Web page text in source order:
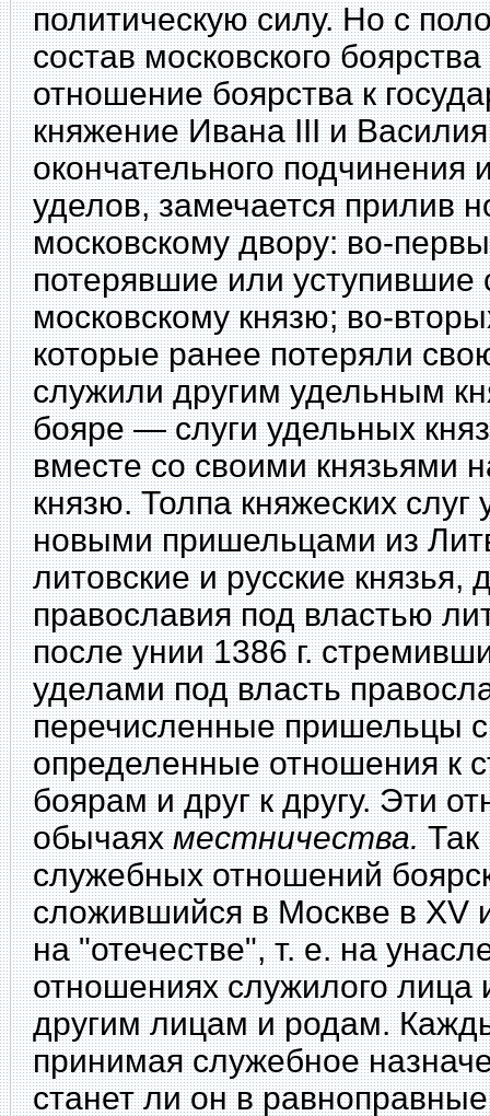
политическую силу. Но с
состав московского
отношение боярства к
княжение Ивана III и Василия
окончательного подчинения
уделов, замечается прилив
московскому двору: во-
потерявшие или уступившие
московскому князю; во-
которые ранее потеряли
служили другим удельным
бояре — слуги удельных
вместе со своими князьями
князю. Толпа княжеских
новыми пришельцами из
литовские и русские
православия под властью
после унии 1386 г.
уделами под власть
перечисленные пришельцы
определенные отношения к
боярам и друг к другу. Эти
обычаяхместничества.Так
служебных отношений
сложившийся в Москве в XV
на "отечестве", т. е. на
отношениях служилого лица
другим лицам и родам.
принимая служебное
станет ли он в